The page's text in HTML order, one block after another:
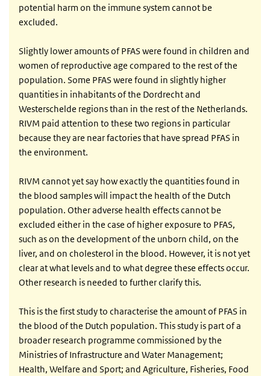
potential harm on the immune system cannot be
excluded.
Slightly lower amounts of PFAS were found in children and
women of reproductive age compared to the rest of the
population. Some PFAS were found in slightly higher
quantities in inhabitants of the Dordrecht and
Westerschelde regions than in the rest of the Netherlands.
RIVM paid attention to these two regions in particular
because they are near factories that have spread PFAS in
the environment.
RIVM cannot yet say how exactly the quantities found in
the blood samples will impact the health of the Dutch
population. Other adverse health effects cannot be
excluded either in the case of higher exposure to PFAS,
such as on the development of the unborn child, on the
liver, and on cholesterol in the blood. However, it is not yet
clear at what levels and to what degree these effects occur.
Other research is needed to further clarify this.
This is the first study to characterise the amount of PFAS in
the blood of the Dutch population. This study is part of a
broader research programme commissioned by the
Ministries of Infrastructure and Water Management;
Health, Welfare and Sport; and Agriculture, Fisheries, Food